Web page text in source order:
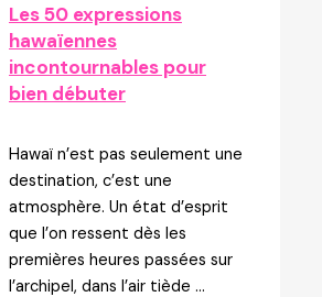
Les 50 expressions
hawaïennes
incontournables pour
bien débuter
Hawaï n’est pas seulement une
destination, c’est une
atmosphère. Un état d’esprit
que l’on ressent dès les
premières heures passées sur
l’archipel, dans l’air tiède ...